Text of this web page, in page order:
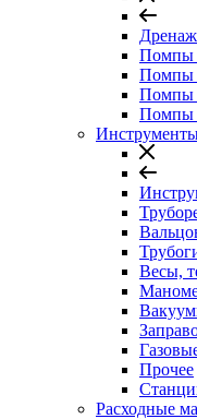
Помпы
Помпы
Помпы
Помпы
Весы,
Прочее
Расходные